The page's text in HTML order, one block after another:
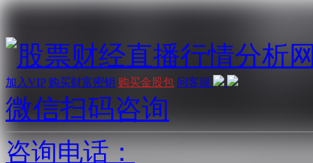
加入VIP 购买财富密钥 购买金股包 问客服
微信扫码咨询
咨询电话：